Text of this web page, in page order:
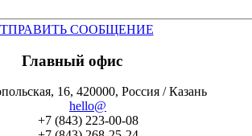
СООБЩЕНИЕ
Главный офис
16, 420000, Россия / Казань
hello@
+7 (843) 223-00-08